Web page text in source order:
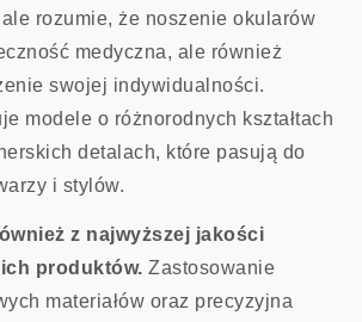
rozumie, że noszenie okularów
medyczna, ale również
swojej indywidualności.
modele o różnorodnych kształtach
detalach, które pasują do
i stylów.
z najwyższej jakości
produktów. Zastosowanie
materiałów oraz precyzyjna